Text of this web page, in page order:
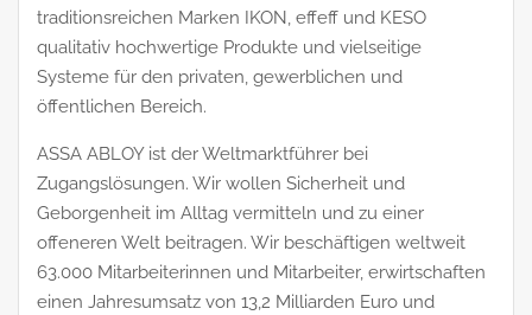
traditionsreichen Marken IKON, effeff und KESO
qualitativ hochwertige Produkte und vielseitige
Systeme für den privaten, gewerblichen und
öffentlichen Bereich.
ASSA ABLOY ist der Weltmarktführer bei
Zugangslösungen. Wir wollen Sicherheit und
Geborgenheit im Alltag vermitteln und zu einer
offeneren Welt beitragen. Wir beschäftigen weltweit
63.000 Mitarbeiterinnen und Mitarbeiter, erwirtschaften
einen Jahresumsatz von 13,2 Milliarden Euro und